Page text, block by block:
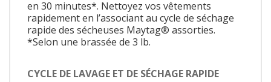
en 30 minutes*. Nettoyez vos vêtements
rapidement en l’associant au cycle de séchage
rapide des sécheuses Maytag® assorties.
*Selon une brassée de 3 lb.
CYCLE DE LAVAGE ET DE SÉCHAGE RAPIDE